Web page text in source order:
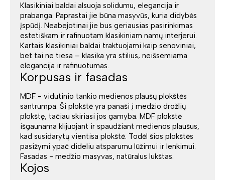
Klasikiniai baldai alsuoja solidumu, elegancija ir
prabanga. Paprastai jie būna masyvūs, kuria didybės
įspūdį. Neabejotinai jie bus geriausias pasirinkimas
estetiškam ir rafinuotam klasikiniam namų interjerui.
Kartais klasikiniai baldai traktuojami kaip senoviniai,
bet tai ne tiesa – klasika yra stilius, neišsemiama
elegancija ir rafinuotumas.
Korpusas ir fasadas
MDF - vidutinio tankio medienos plaušų plokštės
santrumpa. Ši plokštė yra panaši į medžio drožlių
plokštę, tačiau skiriasi jos gamyba. MDF plokštė
išgaunama klijuojant ir spaudžiant medienos plaušus,
kad susidarytų vientisa plokštė. Todėl šios plokštės
pasižymi ypač dideliu atsparumu lūžimui ir lenkimui.
Fasadas - medžio masyvas, natūralus lukštas.
Kojos